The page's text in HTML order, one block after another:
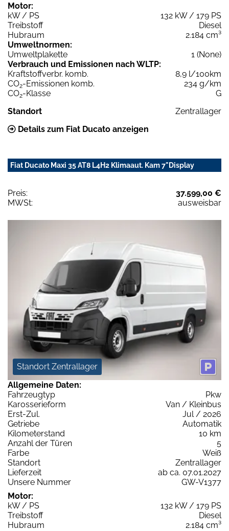
Motor:
kW / PS
132 kW / 179 PS
Treibstoff
Diesel
Hubraum
2.184 cm³
Umweltnormen:
Umweltplakette
1 (None)
Verbrauch und Emissionen nach WLTP:
Kraftstoffverbr. komb.
8,9 l/100km
CO2-Emissionen komb.
234 g/km
CO2-Klasse
G
Standort
Zentrallager
Details zum Fiat Ducato anzeigen
Fiat Ducato Maxi 35 AT8 L4H2 Klimaaut. Kam 7"Display
Preis:
37.599,00 €
MWSt:
ausweisbar
Standort Zentrallager
Allgemeine Daten:
Fahrzeugtyp
Pkw
Karosserieform
Van / Kleinbus
Erst-Zul.
Jul / 2026
Getriebe
Automatik
Kilometerstand
10 km
Anzahl der Türen
5
Farbe
Weiß
Standort
Zentrallager
Lieferzeit
ab ca. 07.01.2027
Unsere Nummer
GW-V1377
Motor:
kW / PS
132 kW / 179 PS
Treibstoff
Diesel
Hubraum
2.184 cm³